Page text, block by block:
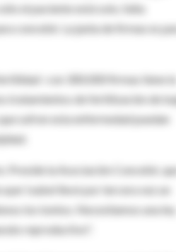
el paciente está solo, falta
concebir. La junta de firmas es
-con 300.000 firmas tiene la
tratamientos de fertilización de
sufren esta enfermedad puedan
Preside la Asociación Concebir,
Isabel llevó por tercera vez un
los tontos. Necesitamos una ley
reproductivo".